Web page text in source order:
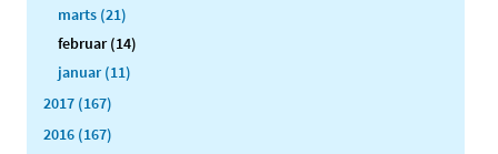
marts (21)
februar (14)
januar (11)
2017 (167)
2016 (167)